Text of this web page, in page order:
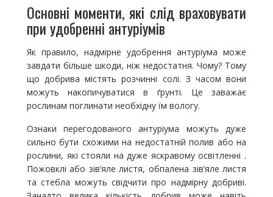
Основні моменти, які слід враховувати
при удобренні антуріумів
Як правило, надмірне удобрення антуріума може
завдати більше шкоди, ніж недостатня. Чому? Тому
що добрива містять розчинні солі. З часом вони
можуть накопичуватися в ґрунті. Це заважає
рослинам поглинати необхідну їм вологу.
Ознаки перегодованого антуріума можуть дуже
сильно бути схожими на недостатній полив або на
рослини, які стояли на дуже яскравому освітленні .
Пожовклі або зів’яле листя, обпалена зів’яле листя
та стебла можуть свідчити про надмірну добриві.